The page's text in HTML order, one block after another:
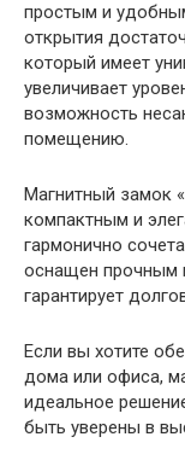
простым и
открытия
который имеет
увеличивает
возможность
помещению.
Магнитный замок
компактным и
гармонично
оснащен прочным
гарантирует
Если вы хотите
дома или офиса,
идеальное
быть уверены в